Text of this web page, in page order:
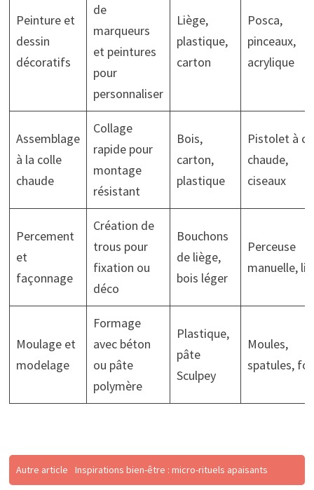
Peinture et
dessin
décoratifs
de
marqueurs
et peintures
pour
personnaliser
Liège,
plastique,
carton
Posca,
pinceaux,
acrylique
Assemblage
à la colle
chaude
Collage
rapide pour
montage
résistant
Bois,
carton,
plastique
Pistolet à
chaude,
ciseaux
Percement
et
façonnage
Création de
trous pour
fixation ou
déco
Bouchons
de liège,
bois léger
Perceuse
manuelle,
Moulage et
modelage
Formage
avec béton
ou pâte
polymère
Plastique,
pâte
Sculpey
Moules,
spatules,
Autre article Inspirations bien-être : micro-rituels apaisants